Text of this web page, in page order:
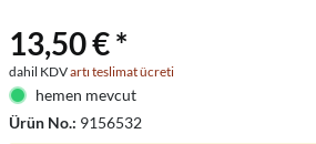
13,50 € *
dahil KDVartı teslimat ücreti
hemen mevcut
Ürün No.: 9156532